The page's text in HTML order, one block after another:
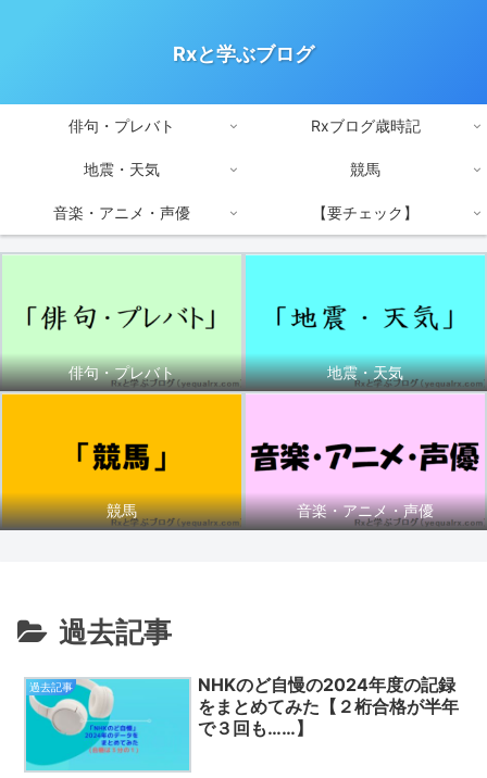
Rxと学ぶブログ
俳句・プレバト Rxブログ歳時記
地震・天気 競馬
音楽・アニメ・声優 【要チェック】
俳句・プレバト 地震・天気
競馬 音楽・アニメ・声優
過去記事
過去記事
NHKのど自慢の2024年度の記録
をまとめてみた【２桁合格が半年
で３回も……】